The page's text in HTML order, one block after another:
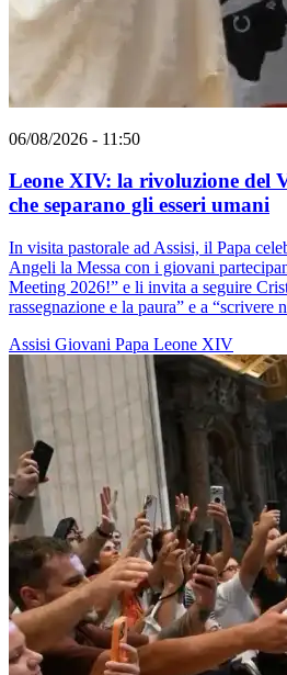
06/08/2026 - 11:50
Leone XIV: la rivoluzione del
che separano gli esseri umani
In visita pastorale ad Assisi, il Papa
Angeli la Messa con i giovani
Meeting 2026!” e li invita a seguire
rassegnazione e la paura” e a “scrivere
Assisi Giovani Papa Leone XIV